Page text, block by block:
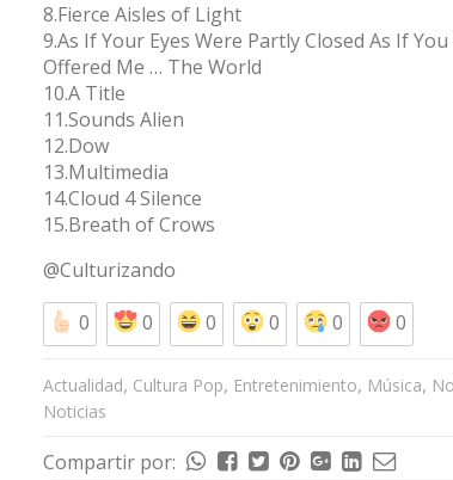
8.Fierce Aisles of Light
9.As If Your Eyes Were Partly Closed As If
Offered Me … The World
10.A Title
11.Sounds Alien
12.Dow
13.Multimedia
14.Cloud 4 Silence
15.Breath of Crows
@Culturizando
0
0 0 0 0 0
Actualidad, Cultura Pop, Entretenimiento, Música,
Noticias
Compartir por: